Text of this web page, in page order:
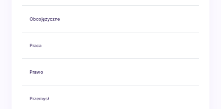
Obcojęzyczne
Praca
Prawo
Przemysł